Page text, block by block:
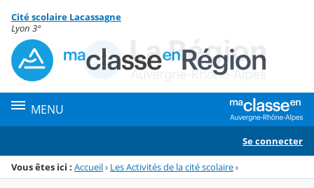
Menu de la rubrique
Contenu
Cité scolaire Lacassagne
Lyon 3°
MENU
Se connecter
Vous êtes ici : Accueil› Les Activités de la cité scolaire›